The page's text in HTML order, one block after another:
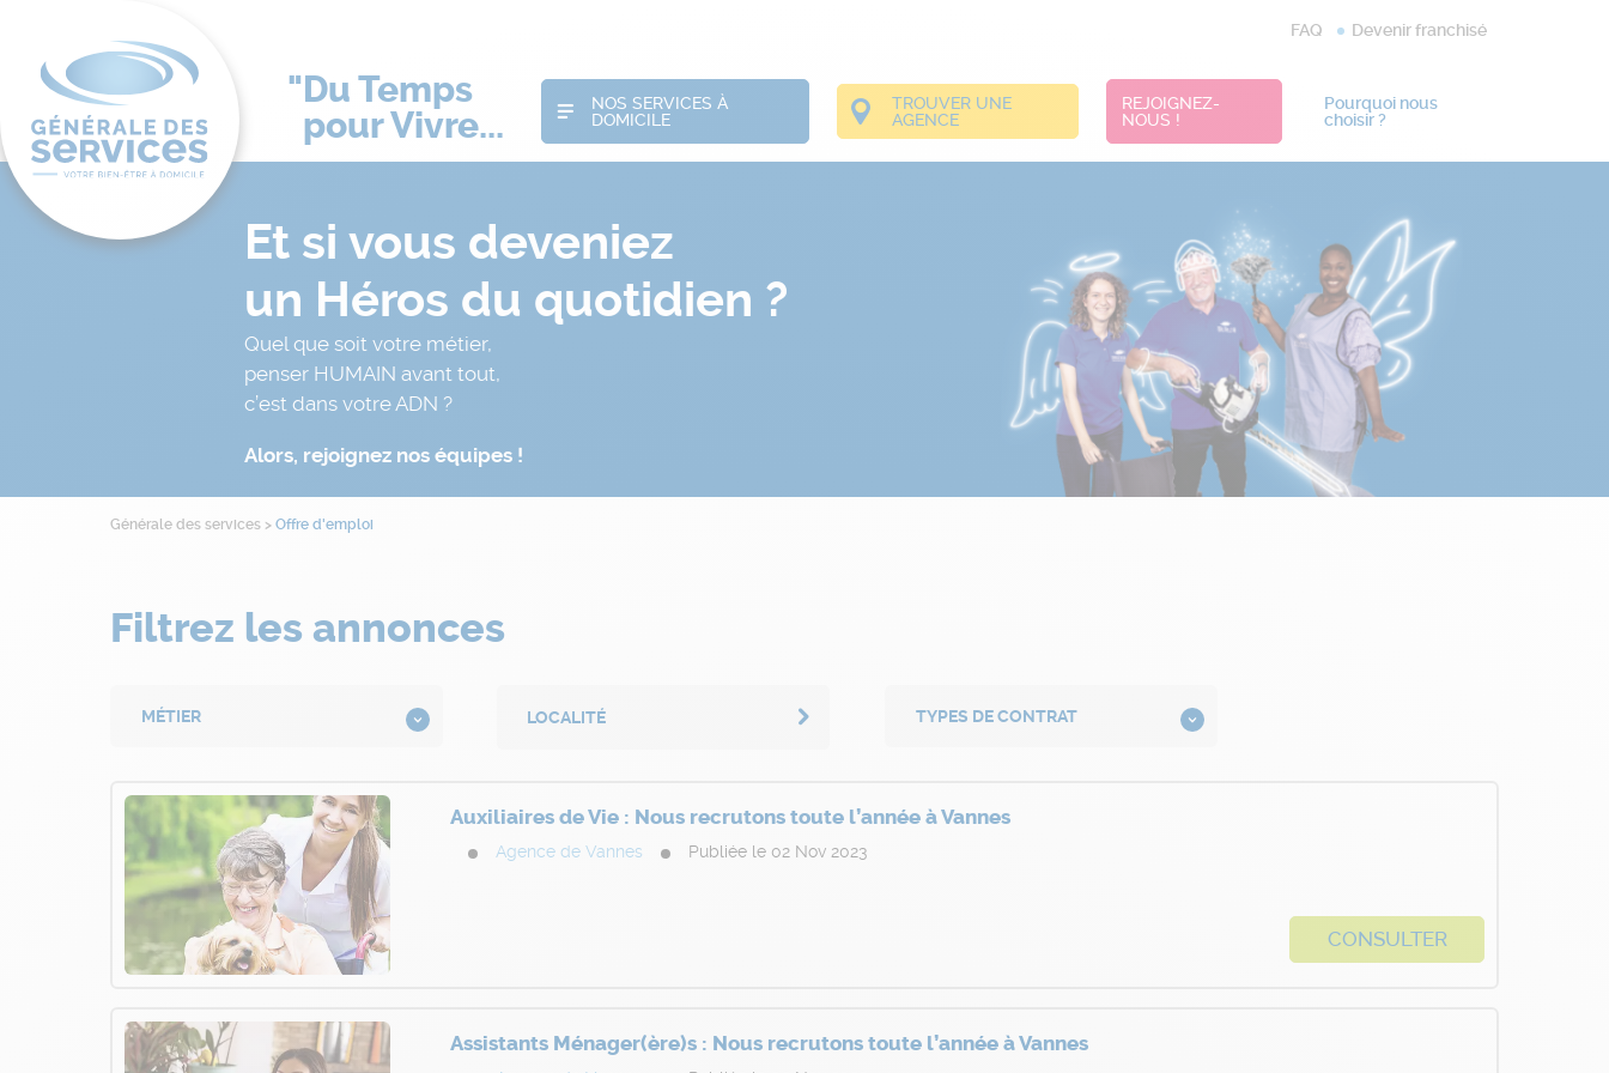
Du Temps
pour Vivre...
FAQ Devenir franchisé
NOS SERVICES À
DOMICILE
TROUVER UNE
AGENCE
REJOIGNEZ-
NOUS !
Pourquoi nous
choisir ?
Et si vous deveniez
un Héros du quotidien ?
Quel que soit votre métier,
penser HUMAIN avant tout,
c’est dans votre ADN ?
Alors, rejoignez nos équipes !
Générale des services > Offre d'emploi
Filtrez les annonces
LOCALITÉ
Auxiliaires de Vie : Nous recrutons toute l’année à Vannes
Agence de Vannes Publiée le 02 Nov 2023
CONSULTER
Assistants Ménager(ère)s : Nous recrutons toute l’année à Vannes